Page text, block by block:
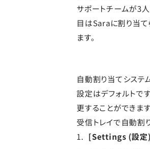
サポートチームが3
目はSaraに割り当て
ます。
自動割り当てシステ
設定はデフォルトで
更することができます
受信トレイで自動割
[Settings (設定